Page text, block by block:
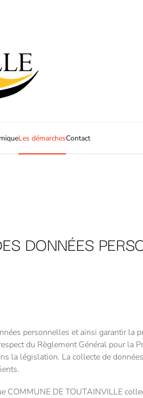
Les démarchesContact
DONNÉES
personnelles et ainsi garantir la
du Règlement Général pour la
la législation. La collecte de
COMMUNE DE TOUTAINVILLE